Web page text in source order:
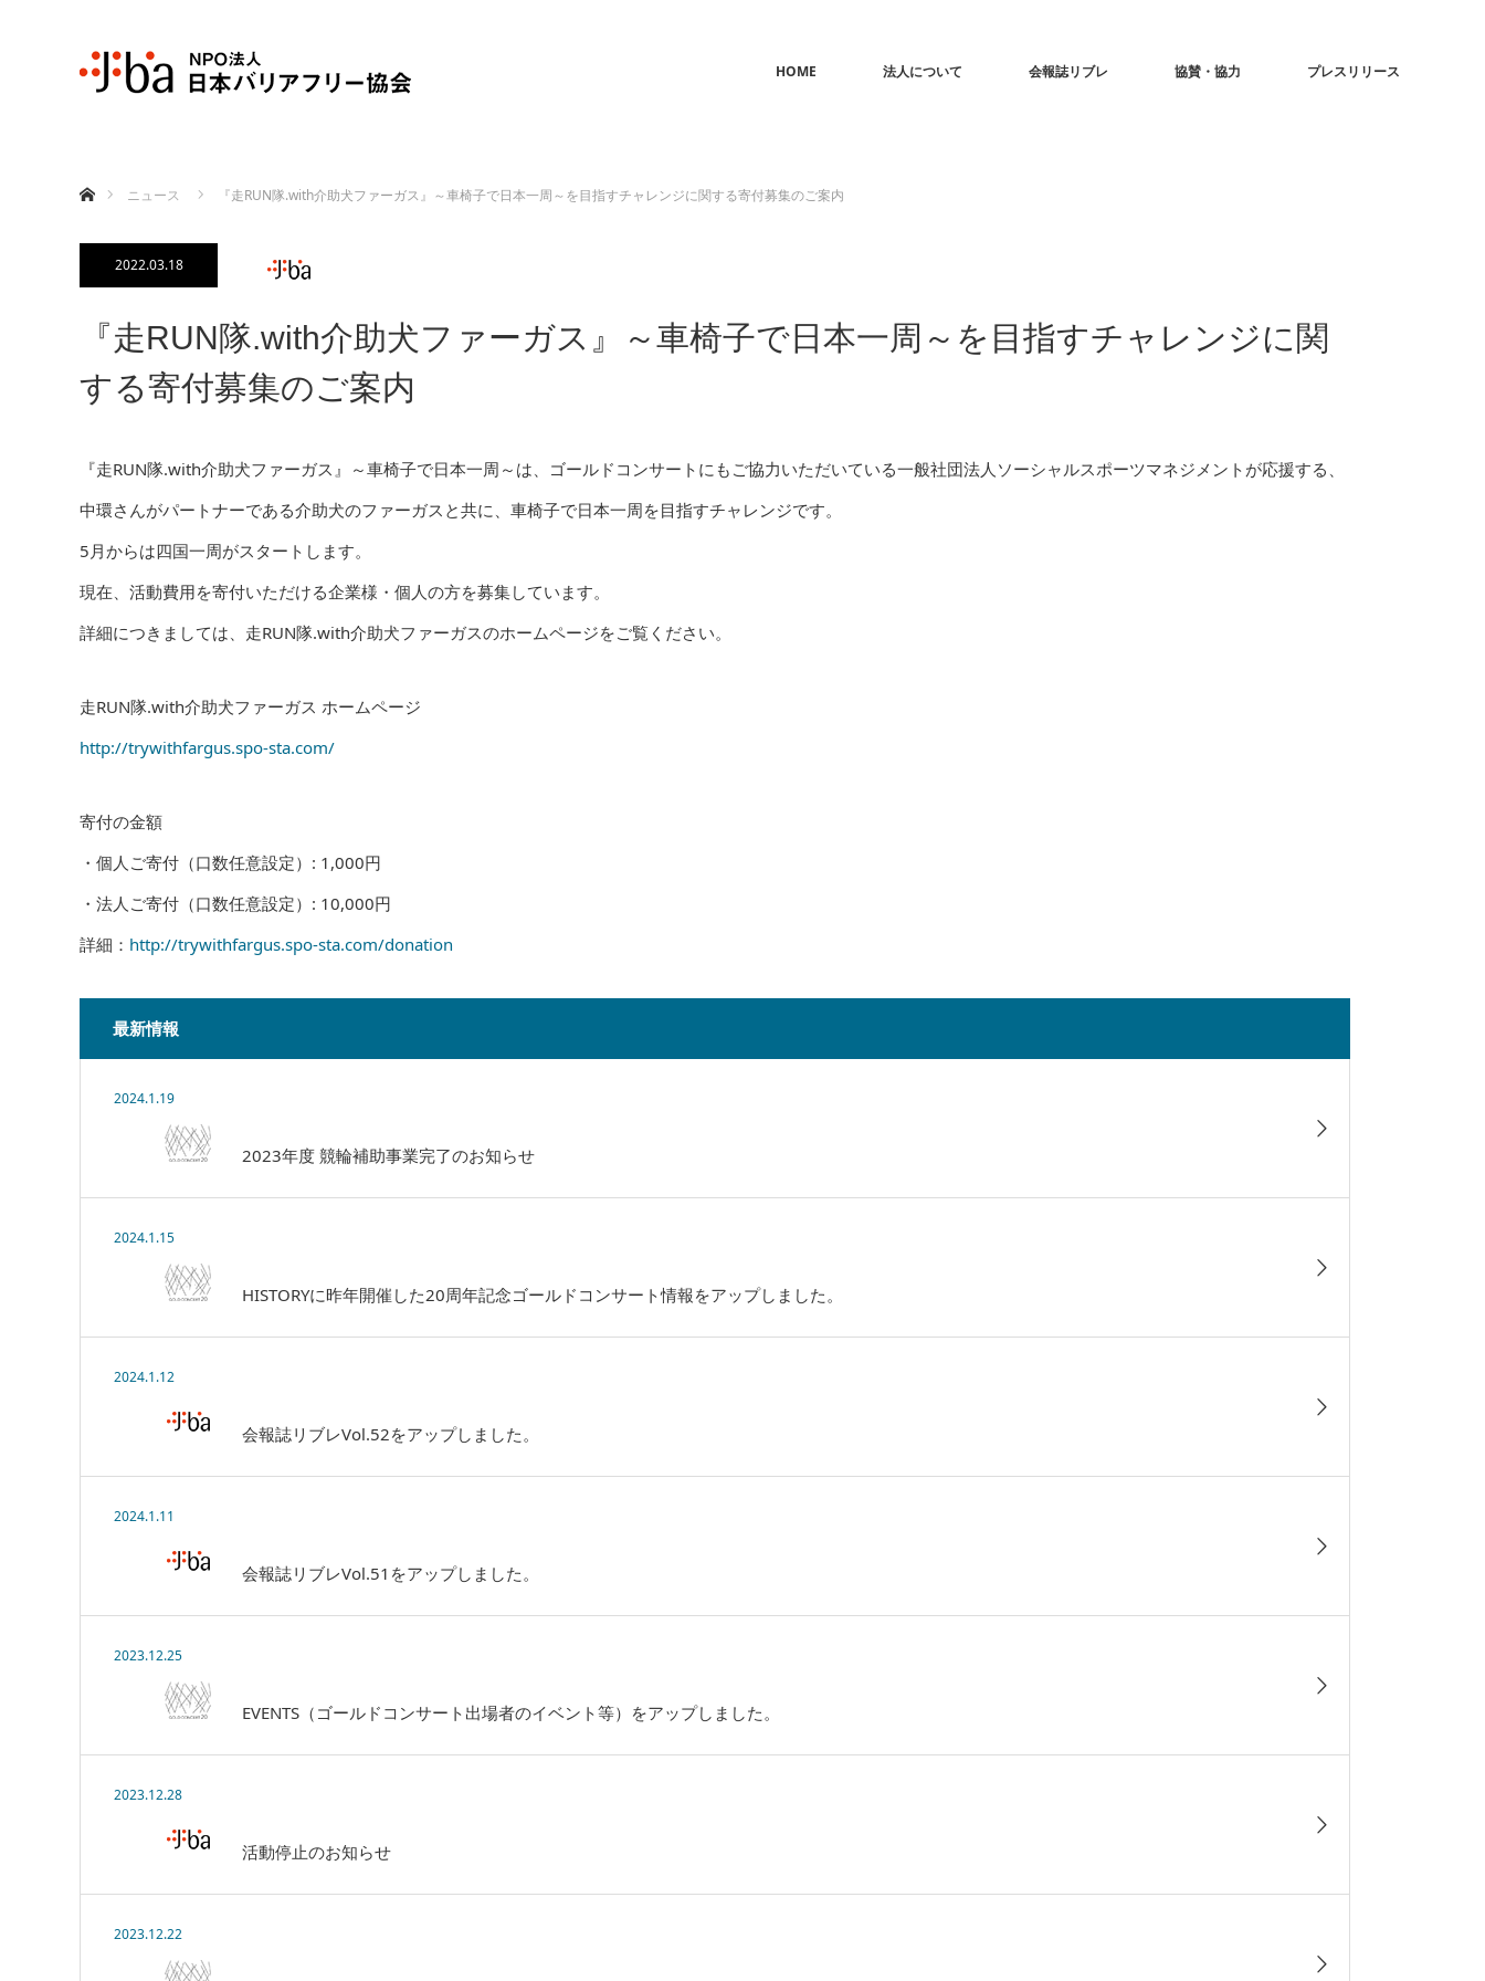
HOME 法人について 会報誌リブレ 協賛・協力 プレスリリース
ニュース
『走RUN隊.with介助犬ファーガス』～車椅子で日本一周～を目指すチャレンジに関する寄付募集のご案内
2022.03.18
『走RUN隊.with介助犬ファーガス』～車椅子で日本一周～を目指すチャレンジに関
する寄付募集のご案内
『走RUN隊.with介助犬ファーガス』～車椅子で日本一周～は、ゴールドコンサートにもご協力いただいている一般社団法人ソーシャルスポーツマネジメントが応援する、
中環さんがパートナーである介助犬のファーガスと共に、車椅子で日本一周を目指すチャレンジです。
5月からは四国一周がスタートします。
現在、活動費用を寄付いただける企業様・個人の方を募集しています。
詳細につきましては、走RUN隊.with介助犬ファーガスのホームページをご覧ください。
走RUN隊.with介助犬ファーガス ホームページ
http://trywithfargus.spo-sta.com/
寄付の金額
・個人ご寄付（口数任意設定）: 1,000円
・法人ご寄付（口数任意設定）: 10,000円
詳細： http://trywithfargus.spo-sta.com/donation
最新情報
2024.1.19
2023年度 競輪補助事業完了のお知らせ
2024.1.15
HISTORYに昨年開催した20周年記念ゴールドコンサート情報をアップしました。
2024.1.12
会報誌リブレVol.52をアップしました。
2024.1.11
会報誌リブレVol.51をアップしました。
2023.12.25
EVENTS（ゴールドコンサート出場者のイベント等）をアップしました。
2023.12.28
活動停止のお知らせ
2023.12.22